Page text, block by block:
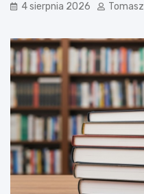
4 sierpnia 2026